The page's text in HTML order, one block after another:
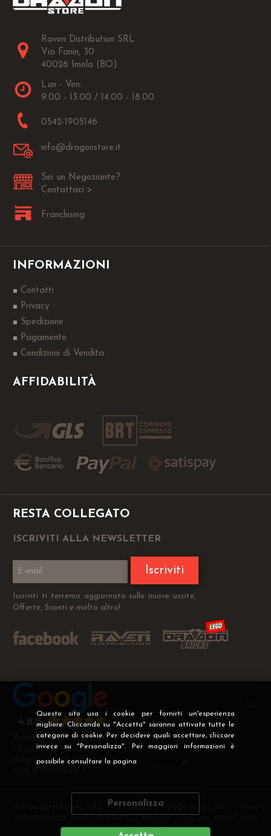
Questo sito usa i cookie per fornirti un'esperienza
migliore. Cliccando su "Accetta" saranno attivate tutte le
categorie di cookie. Per decidere quali accettare, cliccare
invece su "Personalizza". Per maggiori informazioni è
possibile consultare la pagina .
Personalizza
Raven Distribution SRL
Via Fanin, 30
40026 Imola (BO)
Lun - Ven:
9.00 - 13.00 / 14.00 - 18.00
0542-1905146
info@dragonstore.it
Sei un Negoziante?
Contattaci >
Franchising
INFORMAZIONI
Contatti
Privacy
Spedizione
Pagamento
Condizioni di Vendita
AFFIDABILITÀ
RESTA COLLEGATO
ISCRIVITI ALLA NEWSLETTER
Iscriviti
Iscriviti ti terremo aggiornato sulle nuove uscite,
Offerte, Sconti e molto altro!
Recensioni Verificate
I nostri clienti soddisfatti
valgono più di mille parole
Raven Distribution SRL - Via Fanin 30, 40026 Imola (BO) - P.Iva
i.v